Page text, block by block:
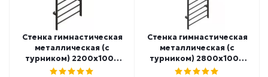
Стенка гимнастическая
металлическая (с
турником) 2200х1000
СТ-467
Стенка гимнастическая
металлическая (с
турником) 2800х1000
СТ-31